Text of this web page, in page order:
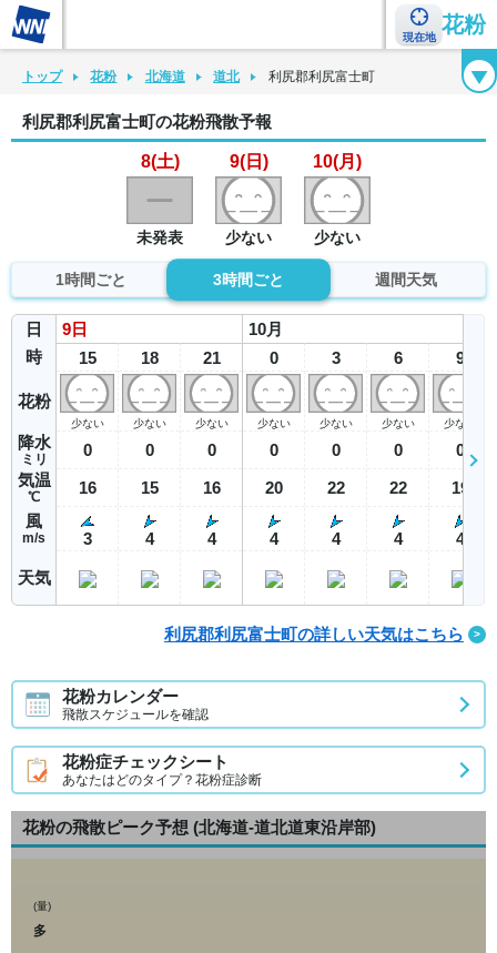
現在地
花粉
花粉カレンダー 花粉図鑑 花粉症チェックシート 花粉症ハンドブック
トップ 花粉 北海道 道北 利尻郡利尻富士町
利尻郡利尻富士町の花粉飛散予報
8(土)
未発表
9(日)
少ない
10(月)
少ない
1時間ごと 3時間ごと 週間天気
日
時
花粉
降水
ミリ
気温
℃
風
m/s
天気
9 日
15
少ない
0
16
3
18
少ない
0
15
4
21
少ない
0
16
4
10月
0
少ない
0
20
4
3
少ない
0
22
4
6
少ない
0
22
4
9
少ない
0
19
4
利尻郡利尻富士町の詳しい天気はこちら
花粉カレンダー
飛散スケジュールを確認
花粉症チェックシート
あなたはどのタイプ？花粉症診断
花粉の飛散ピーク予想 (北海道-道北道東沿岸部)
(量)
多